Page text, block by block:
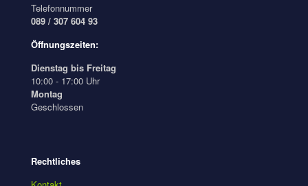
Telefonnummer
089 / 307 604 93
Öffnungszeiten:
Dienstag bis Freitag
10:00 - 17:00 Uhr
Montag
Geschlossen
Rechtliches